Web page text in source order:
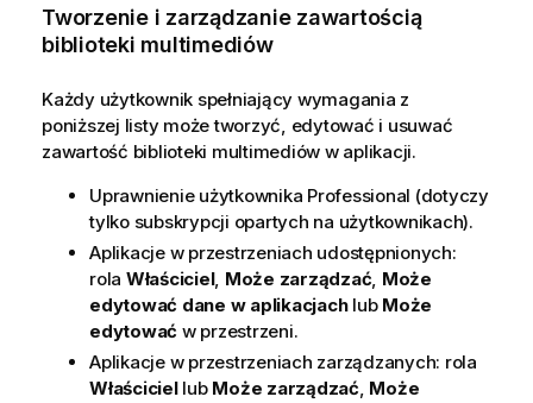
Tworzenie i zarządzanie zawartością
biblioteki multimediów
Każdy użytkownik spełniający wymagania z
poniższej listy może tworzyć, edytować i usuwać
zawartość biblioteki multimediów w aplikacji.
Uprawnienie użytkownika Professional (dotyczy
tylko subskrypcji opartych na użytkownikach).
Aplikacje w przestrzeniach udostępnionych:
rola Właściciel, Może zarządzać, Może
edytować dane w aplikacjachlub Może
edytować w przestrzeni.
Aplikacje w przestrzeniach zarządzanych: rola
Właściciellub Może zarządzać, Może